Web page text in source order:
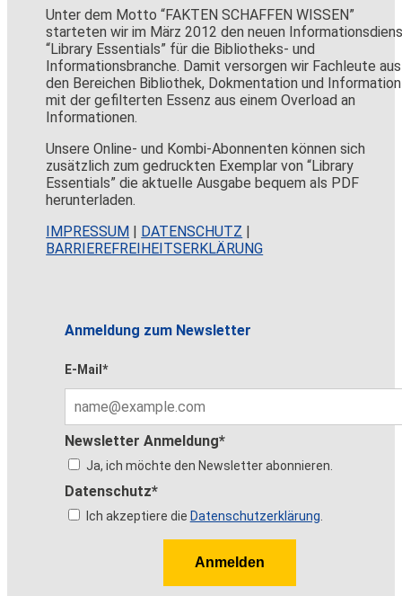
Unter dem Motto “FAKTEN SCHAFFEN WISSEN”
starteten wir im März 2012 den neuen
“Library Essentials” für die Bibliotheks- und
Informationsbranche. Damit versorgen wir Fachleute aus
den Bereichen Bibliothek, Dokmentation und Information
mit der gefilterten Essenz aus einem Overload an
Informationen.
Unsere Online- und Kombi-Abonnenten können sich
zusätzlich zum gedruckten Exemplar von “Library
Essentials” die aktuelle Ausgabe bequem als PDF
herunterladen.
IMPRESSUM
DATENSCHUTZ
BARRIEREFREIHEITSERKLÄRUNG
Anmeldung zum Newsletter
E-Mail*
Newsletter Anmeldung*
Ja, ich möchte den Newsletter abonnieren.
Datenschutz*
Ich akzeptiere die Datenschutzerklärung
Anmelden